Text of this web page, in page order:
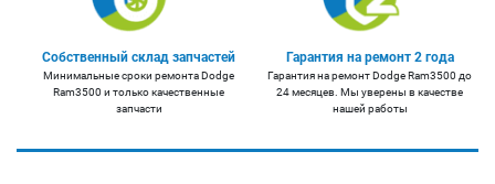
Собственный склад запчастей
Минимальные сроки ремонта Dodge
Ram3500 и только качественные
запчасти
Гарантия на ремонт 2 года
Гарантия на ремонт Dodge Ram3500 до
24 месяцев. Мы уверены в качестве
нашей работы